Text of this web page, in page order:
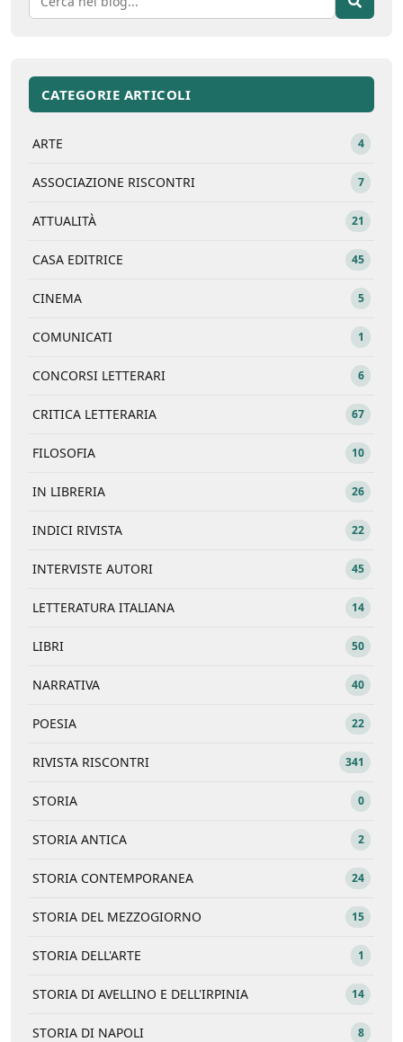
CATEGORIE ARTICOLI
ARTE 4
ASSOCIAZIONE RISCONTRI 7
ATTUALITÀ 21
CASA EDITRICE 45
CINEMA 5
COMUNICATI 1
CONCORSI LETTERARI 6
CRITICA LETTERARIA 67
FILOSOFIA 10
IN LIBRERIA 26
INDICI RIVISTA 22
INTERVISTE AUTORI 45
LETTERATURA ITALIANA 14
LIBRI 50
NARRATIVA 40
POESIA 22
RIVISTA RISCONTRI 341
STORIA 0
STORIA ANTICA 2
STORIA CONTEMPORANEA 24
STORIA DEL MEZZOGIORNO 15
STORIA DELL'ARTE 1
STORIA DI AVELLINO E DELL'IRPINIA 14
STORIA DI NAPOLI 8